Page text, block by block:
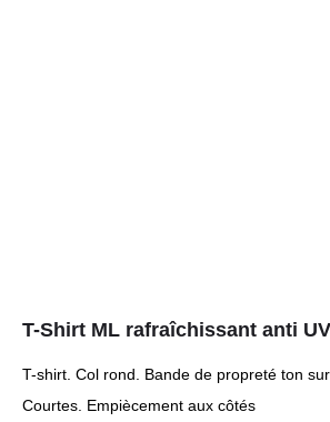
T-Shirt ML rafraîchissant anti
T-shirt. Col rond. Bande de propreté ton
Courtes. Empiècement aux côtés